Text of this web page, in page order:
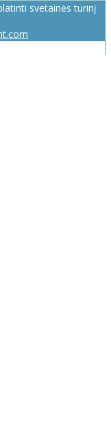
svetainės turinį